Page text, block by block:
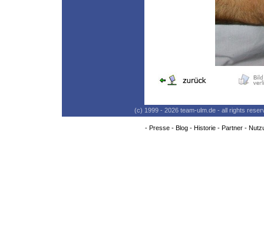
(c) 1999 - 2026 team-ulm.de - all rights
- Presse- Blog- Historie- Partner-